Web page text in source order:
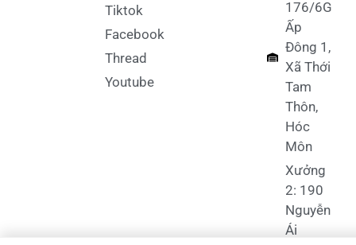
Tiktok
Facebook
Thread
Youtube
176/6G
Ấp
Đông 1,
Xã Thới
Tam
Thôn,
Hóc
Môn
Xưởng
2: 190
Nguyễn
Ái